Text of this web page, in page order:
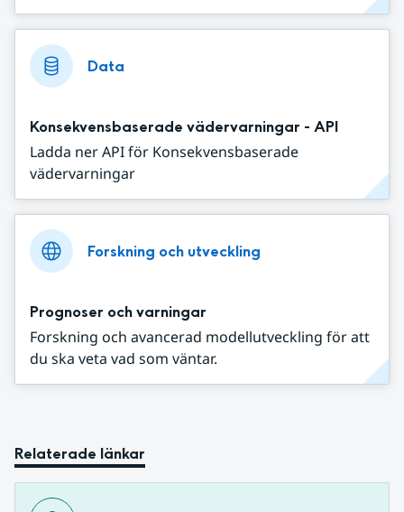
Data
Konsekvensbaserade vädervarningar - API
Ladda ner API för Konsekvensbaserade
vädervarningar
Forskning och utveckling
Prognoser och varningar
Forskning och avancerad modellutveckling för att
du ska veta vad som väntar.
Relaterade länkar